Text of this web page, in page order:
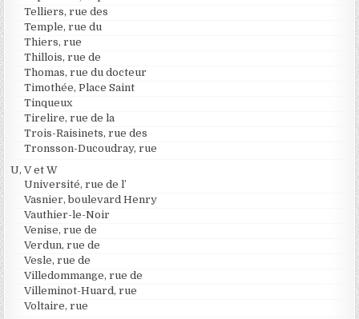
Telliers, rue des
Temple, rue du
Thiers, rue
Thillois, rue de
Thomas, rue du docteur
Timothée, Place Saint
Tinqueux
Tirelire, rue de la
Trois-Raisinets, rue des
Tronsson-Ducoudray, rue
U, V et W
Université, rue de l’
Vasnier, boulevard Henry
Vauthier-le-Noir
Venise, rue de
Verdun, rue de
Vesle, rue de
Villedommange, rue de
Villeminot-Huard, rue
Voltaire, rue